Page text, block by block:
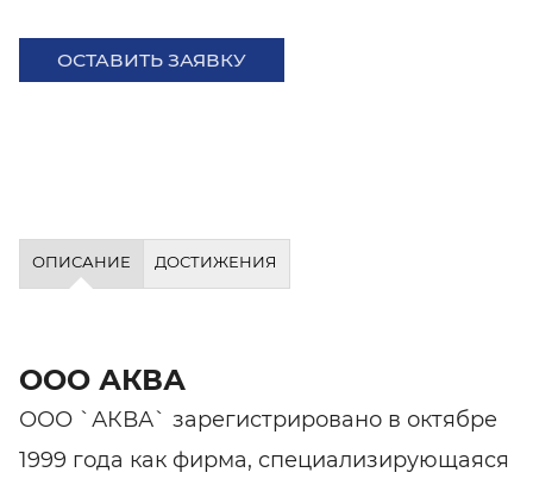
ОСТАВИТЬ ЗАЯВКУ
ОПИСАНИЕ ДОСТИЖЕНИЯ
ООО АКВА
ООО `АКВА` зарегистрировано в октябре
1999 года как фирма, специализирующаяся